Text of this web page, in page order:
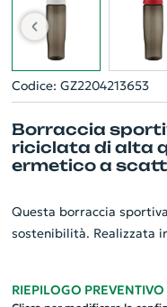
Codice: GZ2204213653
Borraccia
riciclata di alta
ermetico a
Questa borraccia
sostenibilità. Realizzata
coperchio ermetico a
RIEPILOGO PREVENTIVO